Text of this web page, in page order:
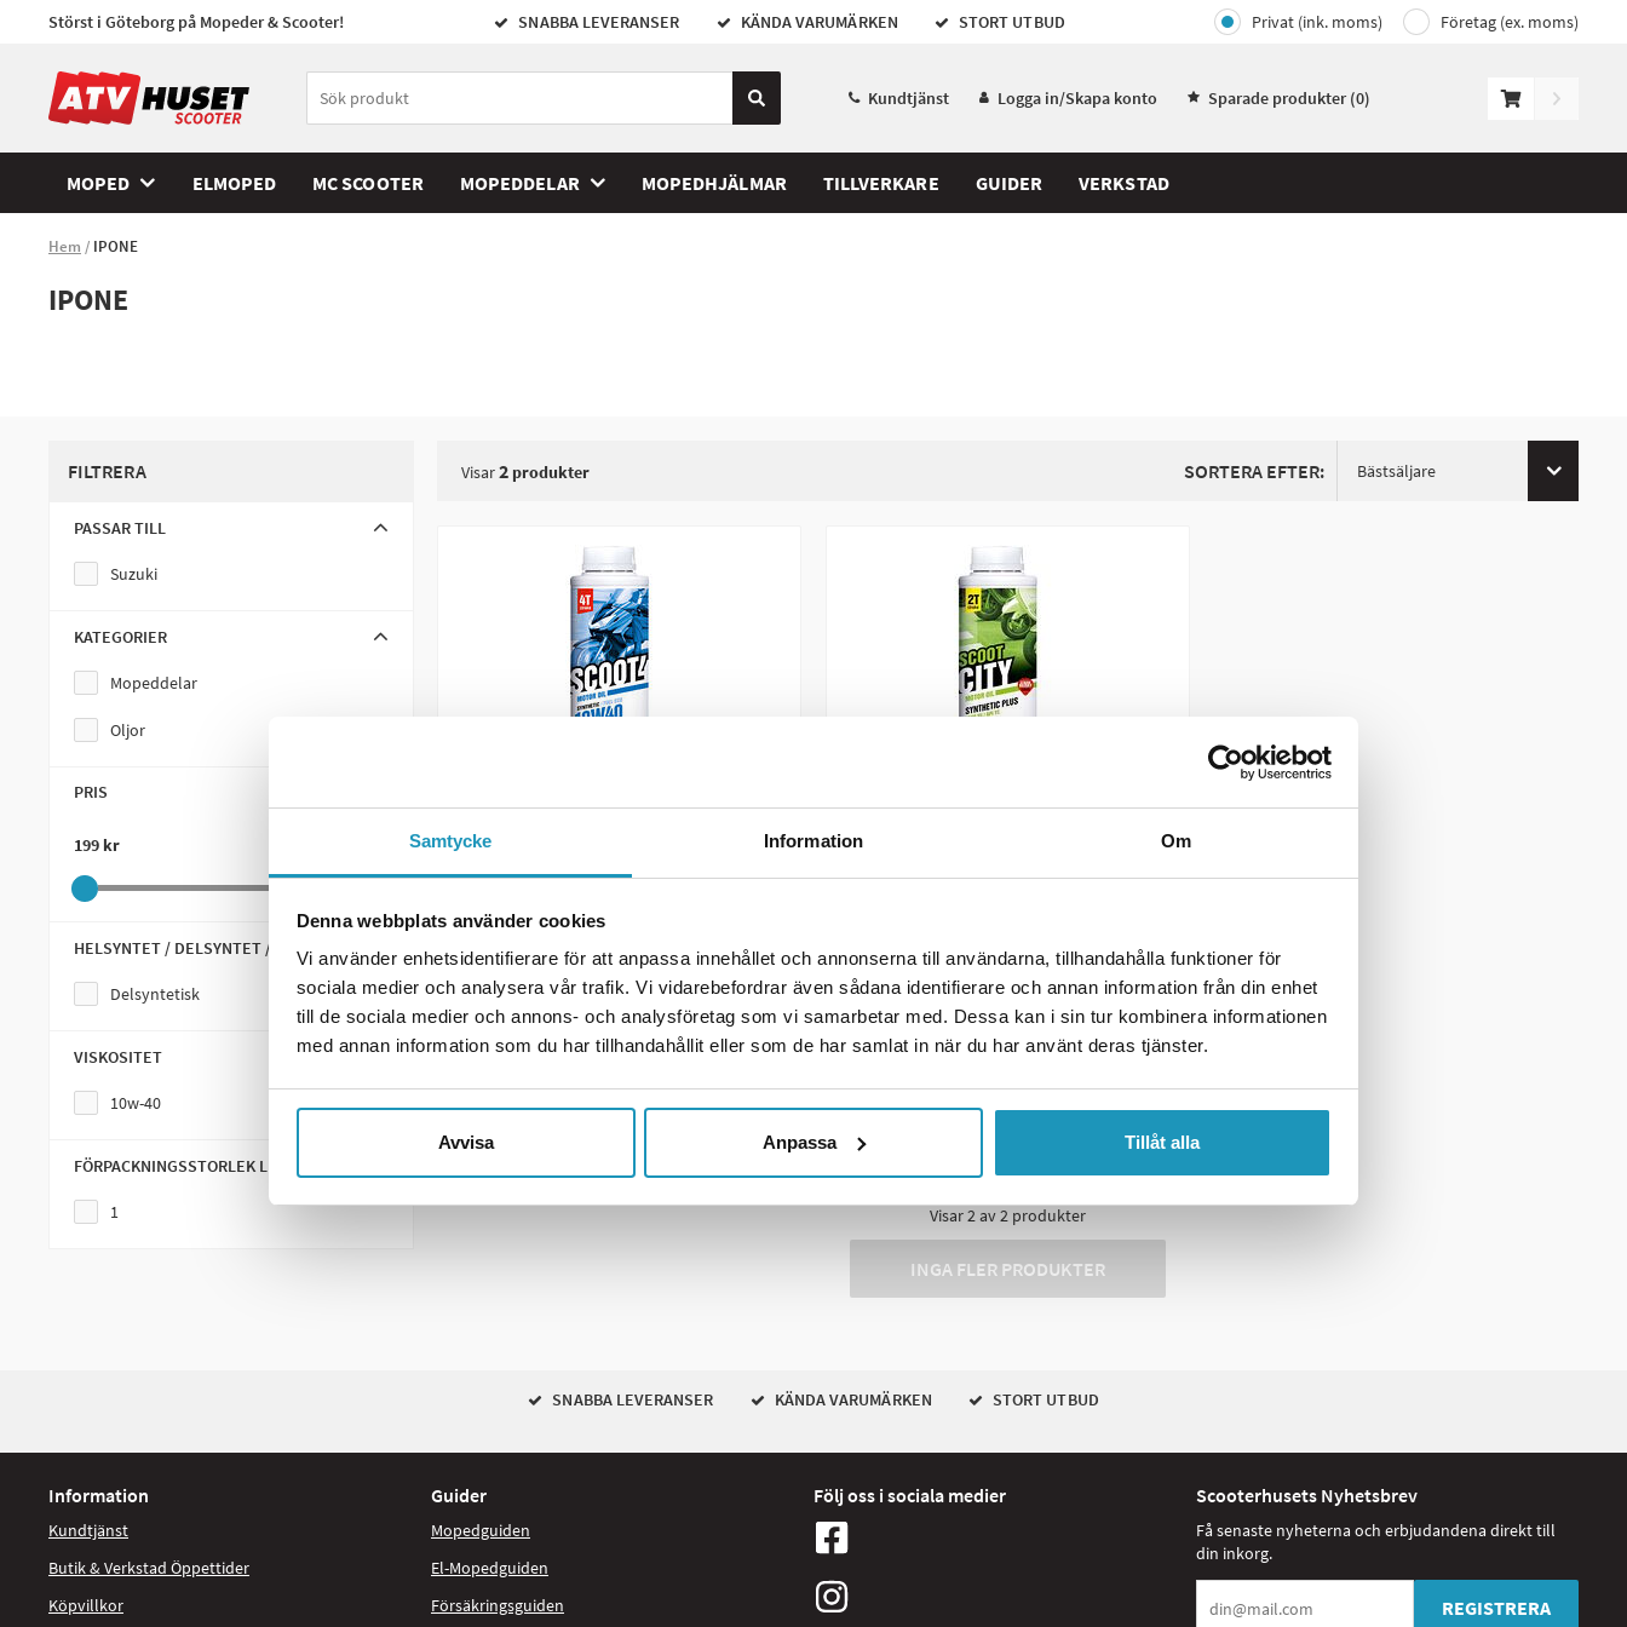
Samtycke Information Om
Denna webbplats använder cookies
Vi använder enhetsidentifierare för att anpassa innehållet och annonserna till användarna, tillhandahålla funktioner för
sociala medier och analysera vår trafik. Vi vidarebefordrar även sådana identifierare och annan information från din enhet
till de sociala medier och annons- och analysföretag som vi samarbetar med. Dessa kan i sin tur kombinera informationen
med annan information som du har tillhandahållit eller som de har samlat in när du har använt deras tjänster.
Avvisa Anpassa Tillåt alla
Störst i Göteborg på Mopeder & Scooter! SNABBA LEVERANSER KÄNDA VARUMÄRKEN STORT UTBUD Privat (ink. moms) Företag (ex. moms)
Kundtjänst Logga in/Skapa konto Sparade produkter (0)
MOPED ELMOPED MC SCOOTER MOPEDDELAR MOPEDHJÄLMAR TILLVERKARE GUIDER VERKSTAD
Hem IPONE
IPONE
FILTRERA
PASSAR TILL
Suzuki
KATEGORIER
Mopeddelar
Oljor
PRIS
199 kr
HELSYNTET / DELSYNTET / MINERAL
Delsyntetisk
VISKOSITET
10w-40
FÖRPACKNINGSSTORLEK LITER
1
Visar2produkter SORTERA EFTER: Bästsäljare
IPONE
Ipone Moped Olja 10W-40
199 kr (ink. moms)
+ LÄGG I KUNDVAGN
MER INFORMATION
IPONE
210 kr (ink. moms)
1 I LAGER
MER INFORMATION
Visar2av2produkter
INGA FLER PRODUKTER
SNABBA LEVERANSER KÄNDA VARUMÄRKEN STORT UTBUD
Information
Kundtjänst
Butik & Verkstad Öppettider
Köpvillkor
Guider
Mopedguiden
El-Mopedguiden
Försäkringsguiden
Följ oss i sociala medier Scooterhusets Nyhetsbrev
Få senaste nyheterna och erbjudandena direkt till
din inkorg.
REGISTRERA